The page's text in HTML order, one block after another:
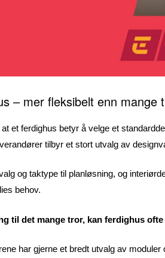
– mer fleksibelt enn mange
et ferdighus betyr å velge et
tilbyr et stort utvalg av
og taktype til planløsning, og
behov.
til det mange tror, kan ferdighus
har gjerne et bredt utvalg av